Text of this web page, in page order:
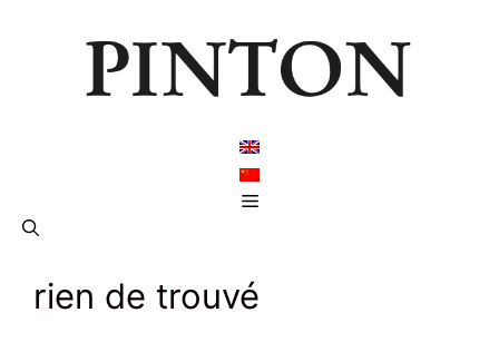
Menu
rien de trouvé